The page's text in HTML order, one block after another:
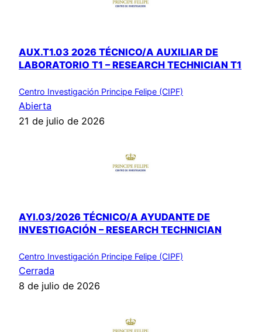
AUX.T1.03 2026 TÉCNICO/A AUXILIAR DE
LABORATORIO T1 – RESEARCH TECHNICIAN T1
Centro Investigación Principe Felipe (CIPF)
Abierta
21 de julio de 2026
AYI.03/2026 TÉCNICO/A AYUDANTE DE
INVESTIGACIÓN – RESEARCH TECHNICIAN
Centro Investigación Principe Felipe (CIPF)
Cerrada
8 de julio de 2026